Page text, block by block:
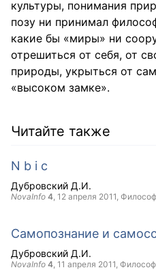
культуры, понимания
позу ни принимал
какие бы «миры» ни
отрешиться от себя, от
природы, укрыться от
«высоком замке».
Читайте также
N b i c
Дубровский Д.И.
NovaInfo 4, 12 апреля 2011,
Самопознание и
Дубровский Д.И.
NovaInfo 4, 11 апреля 2011,